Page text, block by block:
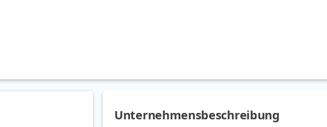
Unternehmensbeschreibung